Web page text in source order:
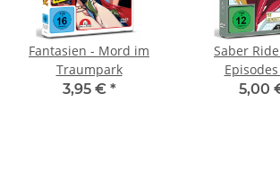
Fantasien - Mord im
Traumpark
3,95 € *
Saber
Episodes
5,00